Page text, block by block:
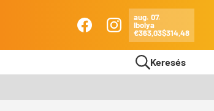
FacebookInstagram
Ma
aug. 07.
Ibolya
€363,03$314,48
Keresés